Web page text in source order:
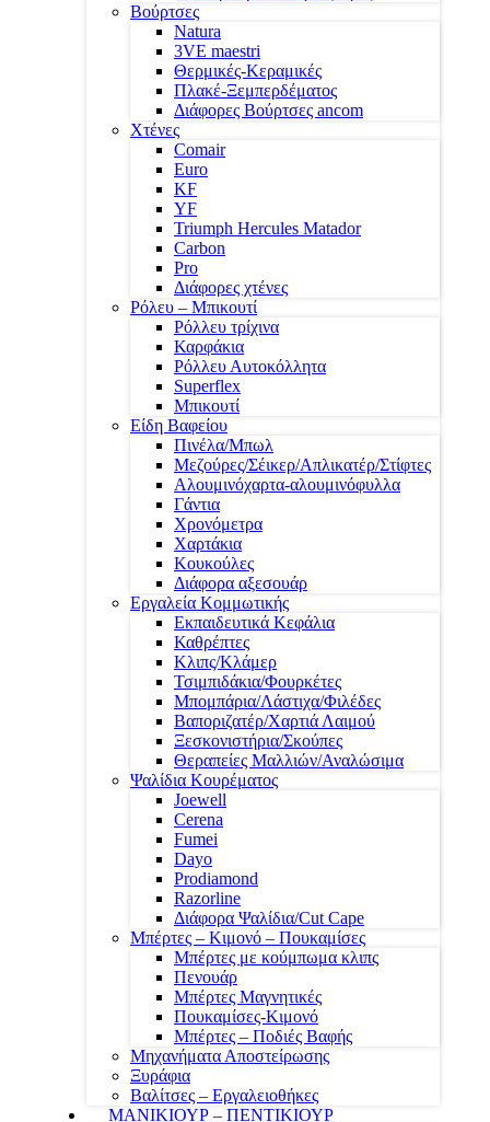
Βούρτσες
Natura
3VE maestri
Θερμικές-Κεραμικές
Πλακέ-Ξεμπερδέματος
Διάφορες Βούρτσες ancom
Χτένες
Comair
Euro
KF
YF
Triumph Hercules Matador
Carbon
Pro
Διάφορες χτένες
Ρόλευ – Μπικουτί
Ρόλλευ τρίχινα
Καρφάκια
Ρόλλευ Αυτοκόλλητα
Superflex
Μπικουτί
Είδη Βαφείου
Πινέλα/Μπωλ
Μεζούρες/Σέικερ/Απλικατέρ/Στίφτες
Αλουμινόχαρτα-αλουμινόφυλλα
Γάντια
Χρονόμετρα
Χαρτάκια
Κουκούλες
Διάφορα αξεσουάρ
Εργαλεία Κομμωτικής
Εκπαιδευτικά Κεφάλια
Καθρέπτες
Κλιπς/Κλάμερ
Τσιμπιδάκια/Φουρκέτες
Μπομπάρια/Λάστιχα/Φιλέδες
Βαποριζατέρ/Χαρτιά Λαιμού
Ξεσκονιστήρια/Σκούπες
Θεραπείες Μαλλιών/Αναλώσιμα
Ψαλίδια Κουρέματος
Joewell
Cerena
Fumei
Dayo
Prodiamond
Razorline
Διάφορα Ψαλίδια/Cut Cape
Μπέρτες – Κιμονό – Πουκαμίσες
Μπέρτες με κούμπωμα κλιπς
Πενουάρ
Μπέρτες Μαγνητικές
Πουκαμίσες-Κιμονό
Μπέρτες – Ποδιές Βαφής
Μηχανήματα Αποστείρωσης
Ξυράφια
Βαλίτσες – Εργαλειοθήκες
ΜΑΝΙΚΙΟΥΡ – ΠΕΝΤΙΚΙΟΥΡ